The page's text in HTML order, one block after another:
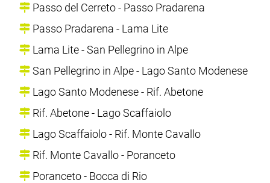
Passo del Cerreto - Passo Pradarena
Passo Pradarena - Lama Lite
Lama Lite - San Pellegrino in Alpe
San Pellegrino in Alpe - Lago Santo Modenese
Lago Santo Modenese - Rif. Abetone
Rif. Abetone - Lago Scaffaiolo
Lago Scaffaiolo - Rif. Monte Cavallo
Rif. Monte Cavallo - Poranceto
Poranceto - Bocca di Rio